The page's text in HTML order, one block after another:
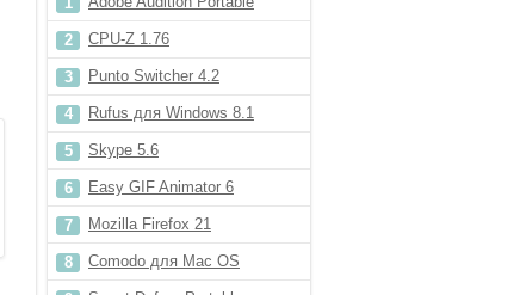
CPU-Z 1.76
Punto Switcher 4.2
Rufus для Windows 8.1
Skype 5.6
Easy GIF Animator 6
Mozilla Firefox 21
Comodo для Mac OS